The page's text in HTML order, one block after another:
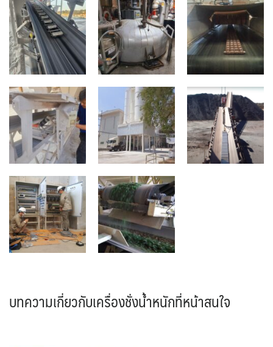
บทความเกี่ยวกับเครื่องชั่งน้ำหนักที่หน้าสนใจ